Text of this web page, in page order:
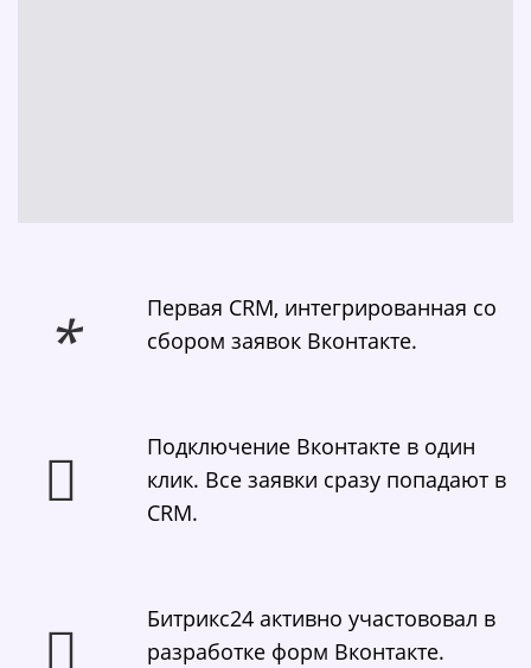
Первая CRM, интегрированная со
сбором заявок Вконтакте.
Подключение Вконтакте в один
клик. Все заявки сразу попадают в
CRM.
Битрикс24 активно участововал в
разработке форм Вконтакте.